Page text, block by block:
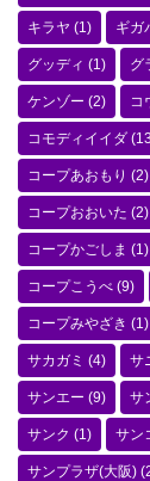
キラヤ (1) ギガ
グッディ (1) グ
ケンゾー (2) コ
コモディイイダ
コープあおもり (2)
コープおおいた (2)
コープかごしま (1)
コープこうべ (9)
コープみやざき (1)
サカガミ (4) サ
サンエー (9) サ
サンク (1) サン
サンプラザ(大阪)